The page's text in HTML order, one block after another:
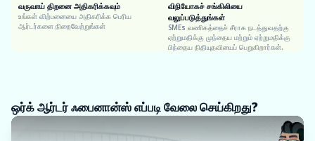
வருவாய் திறனை அதிகரிக்கவும்
உங்கள் விற்பனையை அதிகரிக்க பெரிய
ஆர்டர்களை நிறைவேற்றுங்கள்
விநியோகச் சங்கிலியை
வலுப்படுத்துங்கள்
SMEs வணிகத்தைச் சீராக நடத்துவதற்கு
ஏற்றுமதிக்கு முந்தைய மற்றும் ஏற்றுமதிக்கு
பிந்தைய நிதியுதவியைப் பெறுகிறார்கள்.
ஒர்க் ஆர்டர் ஃபைனான்ஸ் எப்படி வேலை செய்கிறது?